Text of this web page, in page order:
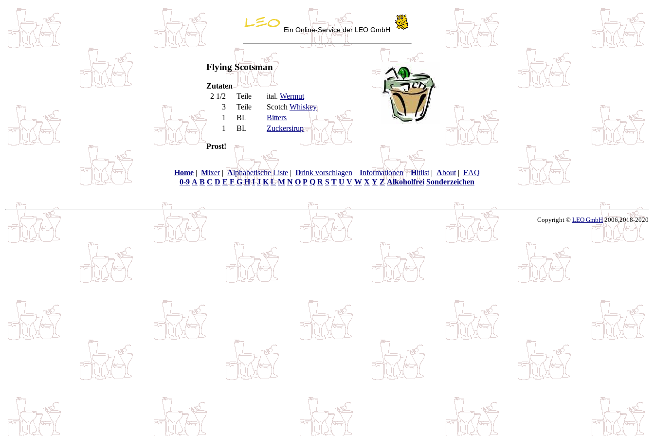
Ein Online-Service der LEO GmbH
Flying Scotsman
Zutaten
2 1/2
Teile ital. Wermut
3
Teile Scotch Whiskey
1
BL
Bitters
1
BL Zuckersirup
Prost!
Home | Mixer|Alphabetische Liste | Drink vorschlagen | Informationen|Hitlist | About | FAQ
0-9 A B C D E F G H I J K L M N O P Q R S T U V W X Y Z Alkoholfrei Sonderzeichen
Copyright © LEO GmbH2006,2018-2020